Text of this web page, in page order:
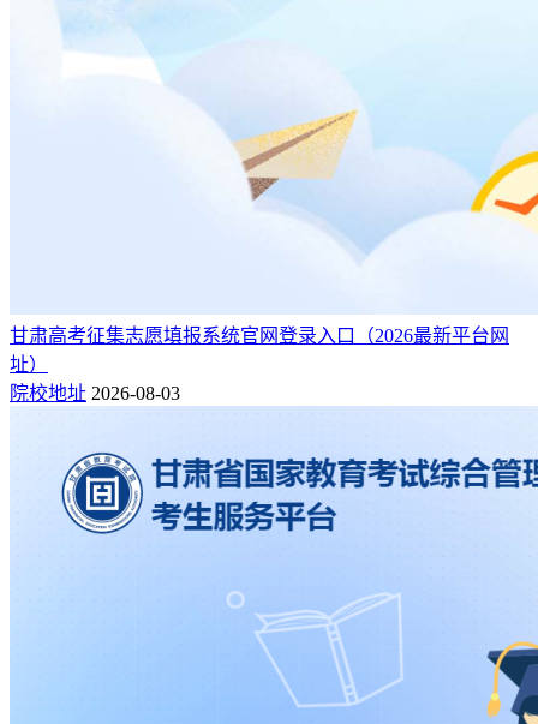
甘肃高考征集志愿填报系统官网登录入口（2026最新平台网
址）
院校地址 2026-08-03